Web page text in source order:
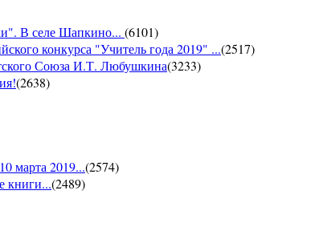
В селе Шапкино... (6101)
конкурса "Учитель года 2019" ...(2517)
Союза И.Т. Любушкина(3233)
(2638)
марта 2019...(2574)
книги...(2489)